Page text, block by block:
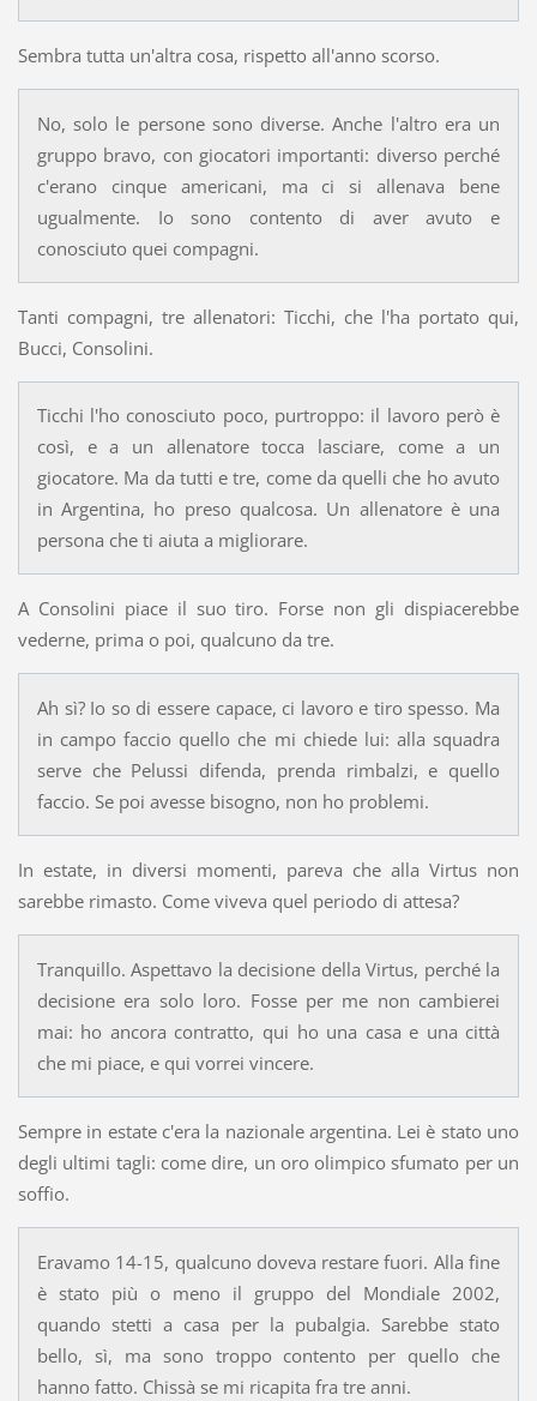
Sembra tutta un'altra cosa, rispetto all'anno scorso.
No, solo le persone sono diverse. Anche l'altro era un
gruppo bravo, con giocatori importanti: diverso perché
c'erano cinque americani, ma ci si allenava bene
ugualmente. Io sono contento di aver avuto e
conosciuto quei compagni.
Tanti compagni, tre allenatori: Ticchi, che l'ha portato qui,
Bucci, Consolini.
Ticchi l'ho conosciuto poco, purtroppo: il lavoro però è
così, e a un allenatore tocca lasciare, come a un
giocatore. Ma da tutti e tre, come da quelli che ho avuto
in Argentina, ho preso qualcosa. Un allenatore è una
persona che ti aiuta a migliorare.
A Consolini piace il suo tiro. Forse non gli dispiacerebbe
vederne, prima o poi, qualcuno da tre.
Ah sì? Io so di essere capace, ci lavoro e tiro spesso. Ma
in campo faccio quello che mi chiede lui: alla squadra
serve che Pelussi difenda, prenda rimbalzi, e quello
faccio. Se poi avesse bisogno, non ho problemi.
In estate, in diversi momenti, pareva che alla Virtus non
sarebbe rimasto. Come viveva quel periodo di attesa?
Tranquillo. Aspettavo la decisione della Virtus, perché la
decisione era solo loro. Fosse per me non cambierei
mai: ho ancora contratto, qui ho una casa e una città
che mi piace, e qui vorrei vincere.
Sempre in estate c'era la nazionale argentina. Lei è stato uno
degli ultimi tagli: come dire, un oro olimpico sfumato per un
soffio.
Eravamo 14-15, qualcuno doveva restare fuori. Alla fine
è stato più o meno il gruppo del Mondiale 2002,
quando stetti a casa per la pubalgia. Sarebbe stato
bello, sì, ma sono troppo contento per quello che
hanno fatto. Chissà se mi ricapita fra tre anni.